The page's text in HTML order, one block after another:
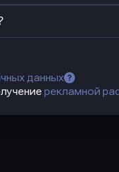
данных
рекламной